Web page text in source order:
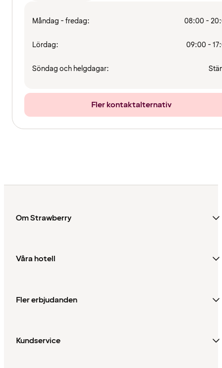
Måndag - fredag: 08:00 -
Lördag: 09:00 -
Söndag och helgdagar:
Fler kontaktalternativ
Om Strawberry
Våra hotell
Fler erbjudanden
Kundservice